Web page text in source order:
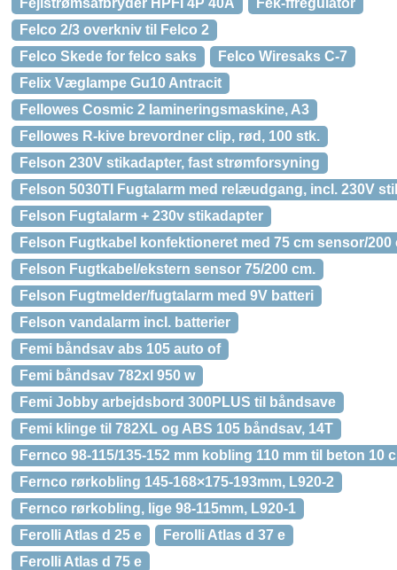
Fejlstrømsafbryder HPFI 4P 40A
Fek-ffregulator
Felco 2/3 overkniv til Felco 2
Felco Skede for felco saks
Felco Wiresaks C-7
Felix Væglampe Gu10 Antracit
Fellowes Cosmic 2 lamineringsmaskine, A3
Fellowes R-kive brevordner clip, rød, 100 stk.
Felson 230V stikadapter, fast strømforsyning
Felson 5030TI Fugtalarm med relæudgang, incl. 230V
Felson Fugtalarm + 230v stikadapter
Felson Fugtkabel konfektioneret med 75 cm sensor/
Felson Fugtkabel/ekstern sensor 75/200 cm.
Felson Fugtmelder/fugtalarm med 9V batteri
Felson vandalarm incl. batterier
Femi båndsav abs 105 auto of
Femi båndsav 782xl 950 w
Femi Jobby arbejdsbord 300PLUS til båndsave
Femi klinge til 782XL og ABS 105 båndsav, 14T
Fernco 98-115/135-152 mm kobling 110 mm til beton 10
Fernco rørkobling 145-168×175-193mm, L920-2
Fernco rørkobling, lige 98-115mm, L920-1
Ferolli Atlas d 25 e
Ferolli Atlas d 37 e
Ferolli Atlas d 75 e